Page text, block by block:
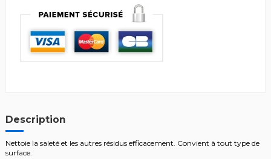
Description
Nettoie la saleté et les autres résidus efficacement. Convient à tout type de
surface.